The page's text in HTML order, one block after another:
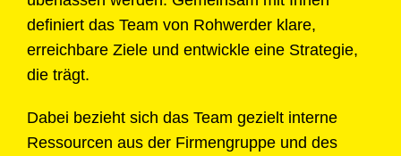
definiert das Team von Rohwerder klare,
erreichbare Ziele und entwickle eine Strategie,
die trägt.
Dabei bezieht sich das Team gezielt interne
Ressourcen aus der Firmengruppe und des